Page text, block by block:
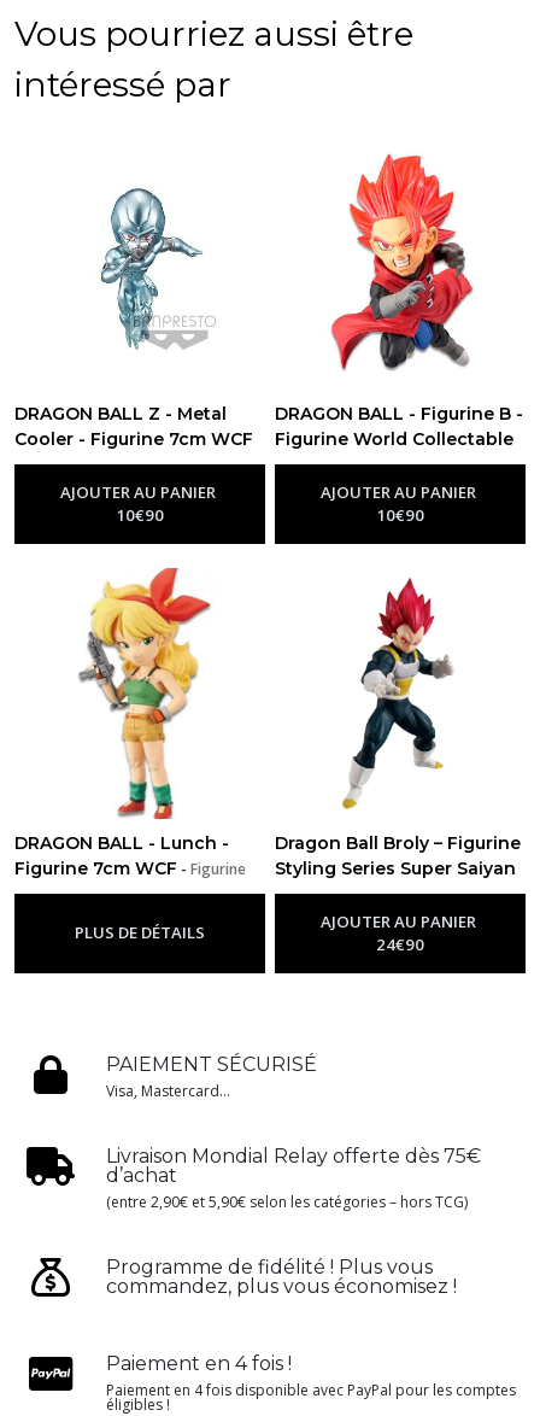
Vous pourriez aussi être
intéressé par
DRAGON BALL Z - Metal
Cooler - Figurine 7cm WCF
-Figurine Dragon Ball
AJOUTER AU PANIER
10€90
DRAGON BALL - Figurine B -
Figurine World Collectable
7cm vol.3-Figurine Dragon Ball
AJOUTER AU PANIER
10€90
DRAGON BALL - Lunch -
Figurine 7cm WCF - Figurine
Dragon Ball
PLUS DE DÉTAILS
Dragon Ball Broly – Figurine
Styling Series Super Saiyan
God Vegeta 11.5cm-Figurine
Dragon BallAJOUTER AU PANIER
24€90
PAIEMENT SÉCURISÉ
Visa, Mastercard...
Livraison Mondial Relay offerte dès 75€
d’achat
(entre 2,90€ et 5,90€ selon les catégories – hors TCG)
Programme de fidélité ! Plus vous
commandez, plus vous économisez !
Paiement en 4 fois !
Paiement en 4 fois disponible avec PayPal pour les comptes
éligibles !